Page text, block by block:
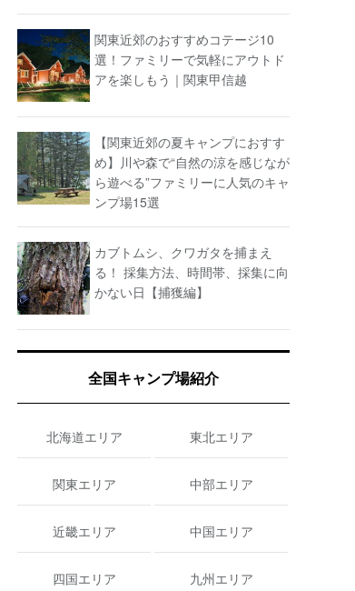
関東近郊のおすすめコテージ10
選！ファミリーで気軽にアウトド
アを楽しもう｜関東甲信越
【関東近郊の夏キャンプにおすす
め】川や森で“自然の涼を感じなが
ら遊べる”ファミリーに人気のキャ
ンプ場15選
カブトムシ、クワガタを捕まえ
る！ 採集方法、時間帯、採集に向
かない日【捕獲編】
全国キャンプ場紹介
北海道エリア 東北エリア
関東エリア 中部エリア
近畿エリア 中国エリア
四国エリア 九州エリア